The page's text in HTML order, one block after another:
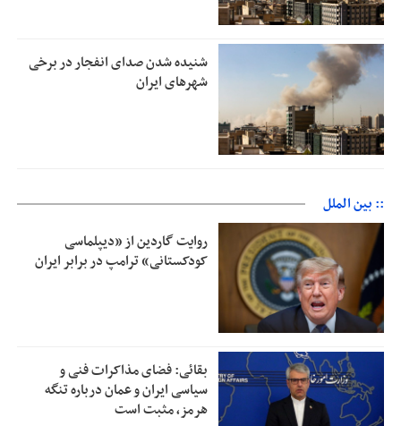
شنیده شدن صدای انفجار در برخی
شهرهای ایران
:: بین الملل
روایت گاردین از «دیپلماسی
کودکستانی» ترامپ در برابر ایران
بقائی: فضای مذاکرات فنی و
سیاسی ایران و عمان درباره تنگه
هرمز، مثبت است